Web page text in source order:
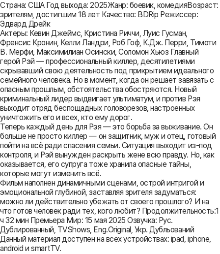
Страна: США Год выхода: 2025Жанр: боевик, комедияВозраст:
зрителям, достигшим 18 лет Качество: BDRip Режиссер:
Эдвард Дрейк
Актеры: Кевин Джеймс, Кристина Риччи, Луис Гусман,
Френсис Кронин, Келли Ландри, Роб Гоф, К.Дж. Перри, Тимоти
В. Мерфи, Максимилиан Осински, Соломон Хьюз Главный
герой Рэй — профессиональный киллер, десятилетиями
скрывавший свою деятельность под прикрытием идеального
семейного человека. Но в момент, когда он решает завязать с
опасным прошлым, обстоятельства обостряются. Новый
криминальный лидер выдвигает ультиматум, и против Рэя
выходит отряд беспощадных головорезов, настроенных
уничтожить его и всех, кто ему дорог.
Теперь каждый день для Рэя — это борьба за выживание. Он
больше не просто киллер — он защитник, муж и отец, готовый
пойти на всё ради спасения семьи. Ситуация выходит из-под
контроля, и Рэй вынужден раскрыть жене всю правду. Но, как
оказывается, его супруга тоже хранила опасные тайны,
которые могут изменить всё.
Фильм наполнен динамичными сценами, острой интригой и
эмоциональной глубиной, заставляя зрителя задуматься:
можно ли действительно убежать от своего прошлого? И на
что готов человек ради тех, кого любит? Продолжительность:1
ч 32 мин Премьера Мир: 15 мая 2025 Озвучка: Рус.
Дублированный, TVShows, Eng.Original, Укр. Дубльований
Данный материал доступен на всех устройствах: ipad, iphone,
android и smartTV.